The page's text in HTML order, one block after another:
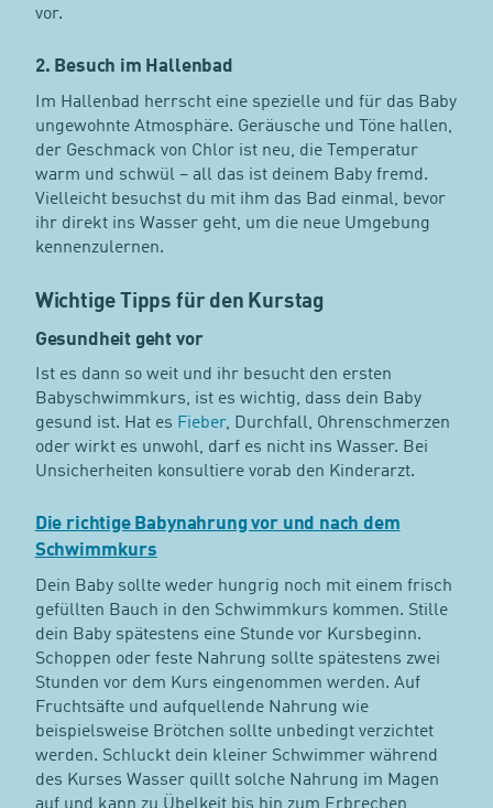
vor.
2. Besuch im Hallenbad
Im Hallenbad herrscht eine spezielle und für das Baby
ungewohnte Atmosphäre. Geräusche und Töne hallen,
der Geschmack von Chlor ist neu, die Temperatur
warm und schwül – all das ist deinem Baby fremd.
Vielleicht besuchst du mit ihm das Bad einmal, bevor
ihr direkt ins Wasser geht, um die neue Umgebung
kennenzulernen.
Wichtige Tipps für den Kurstag
Gesundheit geht vor
Ist es dann so weit und ihr besucht den ersten
Babyschwimmkurs, ist es wichtig, dass dein Baby
gesund ist. Hat es Fieber, Durchfall, Ohrenschmerzen
oder wirkt es unwohl, darf es nicht ins Wasser. Bei
Unsicherheiten konsultiere vorab den Kinderarzt.
Die richtige Babynahrung vor und nach dem
Schwimmkurs
Dein Baby sollte weder hungrig noch mit einem frisch
gefüllten Bauch in den Schwimmkurs kommen. Stille
dein Baby spätestens eine Stunde vor Kursbeginn.
Schoppen oder feste Nahrung sollte spätestens zwei
Stunden vor dem Kurs eingenommen werden. Auf
Fruchtsäfte und aufquellende Nahrung wie
beispielsweise Brötchen sollte unbedingt verzichtet
werden. Schluckt dein kleiner Schwimmer während
des Kurses Wasser quillt solche Nahrung im Magen